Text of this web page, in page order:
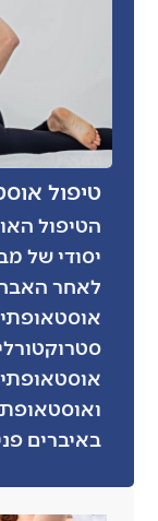
טיפול
הטיפול
יסודי של
לאחר
באיברים